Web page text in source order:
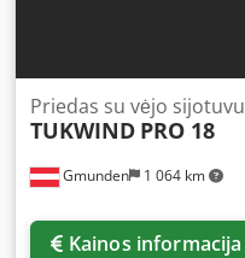
Gmunden 1 064 km
Priedas su vėjo sijotuvu
TUKWIND PRO 18
Kainos informacija